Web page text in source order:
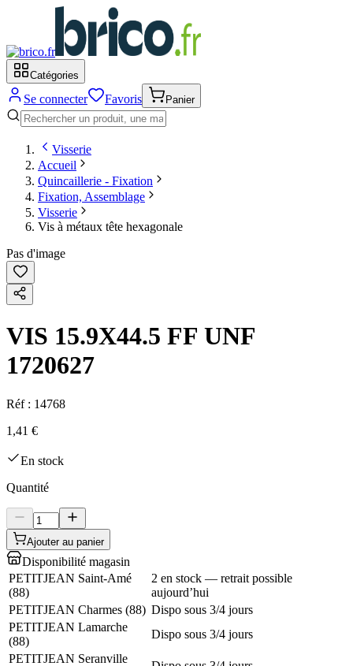
Catégories
Se connecter Favoris Panier
Visserie
Accueil
Quincaillerie - Fixation
Fixation, Assemblage
Visserie
Vis à métaux tête hexagonale
Pas d'image
VIS 15.9X44.5 FF UNF
1720627
Réf : 14768
1,41 €
En stock
Quantité
Ajouter au panier
Disponibilité magasin
PETITJEAN Saint-Amé
(88)
2 en stock — retrait possible
aujourd’hui
PETITJEAN Charmes (88) Dispo sous 3/4 jours
PETITJEAN Lamarche
(88)
Dispo sous 3/4 jours
PETITJEAN Seranville